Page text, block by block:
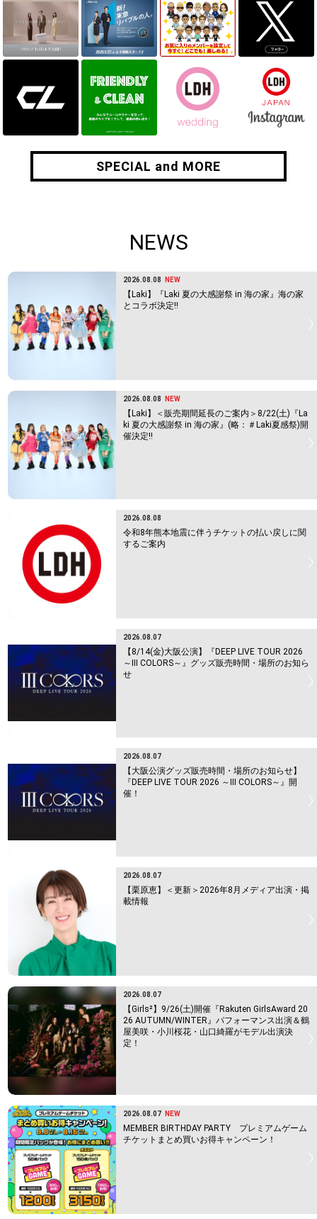
SPECIAL and MORE
SPECIAL and MORE
NEWS
2026.08.08 NEW
【Laki】『Laki 夏の大感謝祭 in 海の家』海の家
とコラボ決定!!
2026.08.08 NEW
【Laki】＜販売期間延長のご案内＞8/22(土)『La
ki 夏の大感謝祭 in 海の家』(略：＃Laki夏感祭)開
催決定!!
2026.08.08
令和8年熊本地震に伴うチケットの払い戻しに関
するご案内
2026.08.07
【8/14(金)大阪公演】『DEEP LIVE TOUR 2026
～Ⅲ COLORS～』グッズ販売時間・場所のお知ら
せ
2026.08.07
【大阪公演グッズ販売時間・場所のお知らせ】
『DEEP LIVE TOUR 2026 ～Ⅲ COLORS～』開
催！
2026.08.07
【栗原恵】＜更新＞2026年8月メディア出演・掲
載情報
2026.08.07
【Girls²】9/26(土)開催『Rakuten GirlsAward 20
26 AUTUMN/WINTER』パフォーマンス出演＆鶴
屋美咲・小川桜花・山口綺羅がモデル出演決
定！
2026.08.07 NEW
MEMBER BIRTHDAY PARTY プレミアムゲーム
チケットまとめ買いお得キャンペーン！